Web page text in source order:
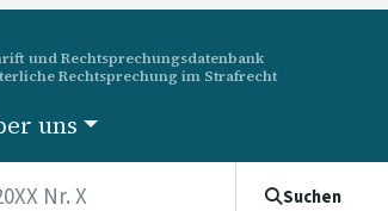
und Rechtsprechungsdatenbank
Rechtsprechung im Strafrecht
uns
Suchen